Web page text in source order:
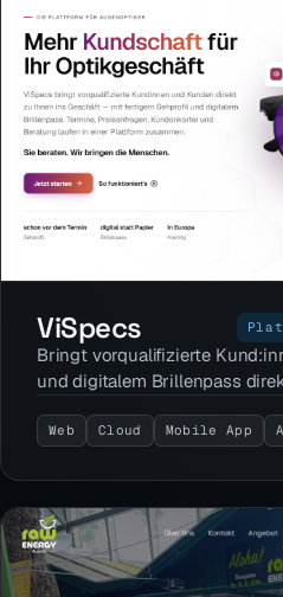
ViSpecs
Bringt vorqualifizierte
und digitalem Brillenpass
Plattform.
Web Cloud Mobile App